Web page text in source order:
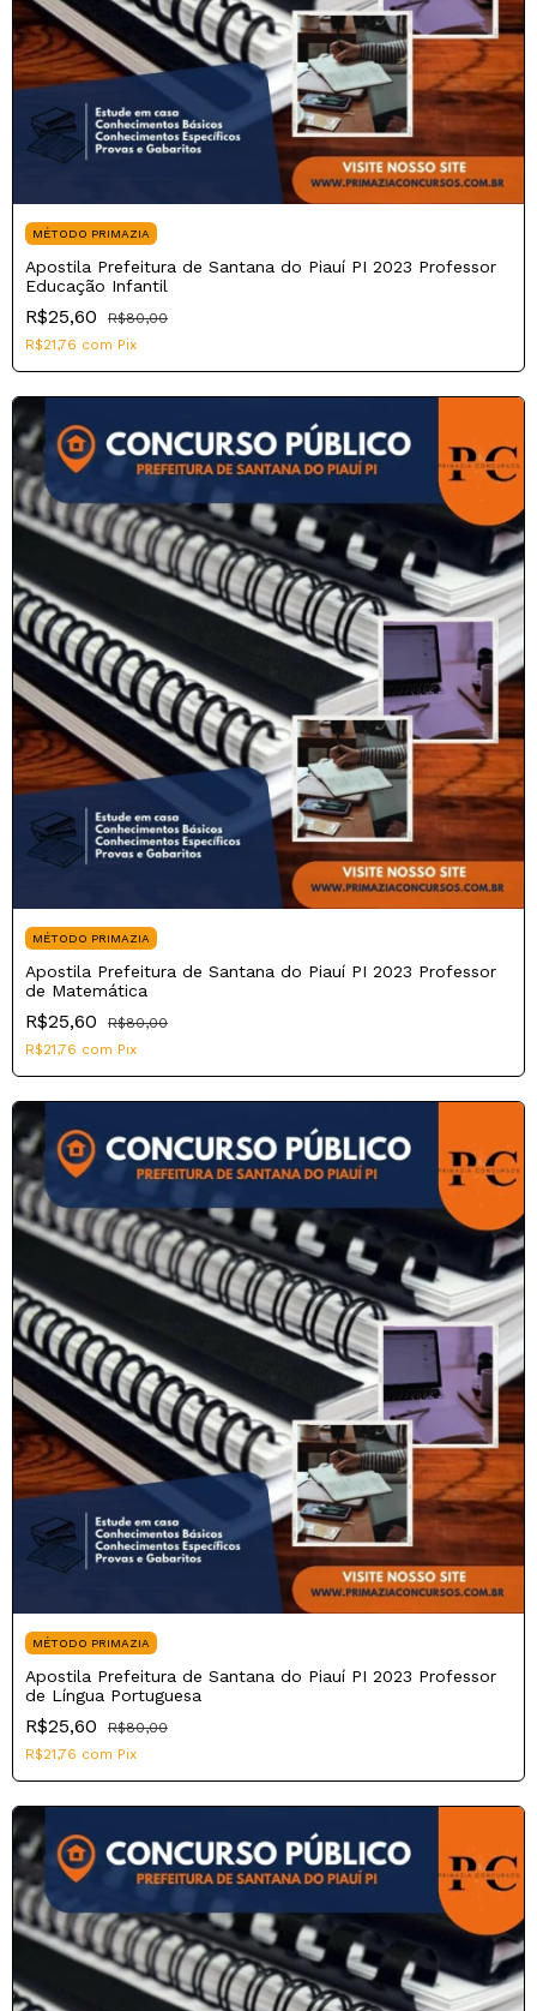
MÉTODO PRIMAZIA
Apostila Prefeitura de Santana do Piauí PI 2023 Professor
Educação Infantil
R$25,60
R$80,00
R$21,76 com Pix
MÉTODO PRIMAZIA
Apostila Prefeitura de Santana do Piauí PI 2023 Professor
de Matemática
R$25,60
R$80,00
R$21,76 com Pix
MÉTODO PRIMAZIA
Apostila Prefeitura de Santana do Piauí PI 2023 Professor
de Língua Portuguesa
R$25,60
R$80,00
R$21,76 com Pix